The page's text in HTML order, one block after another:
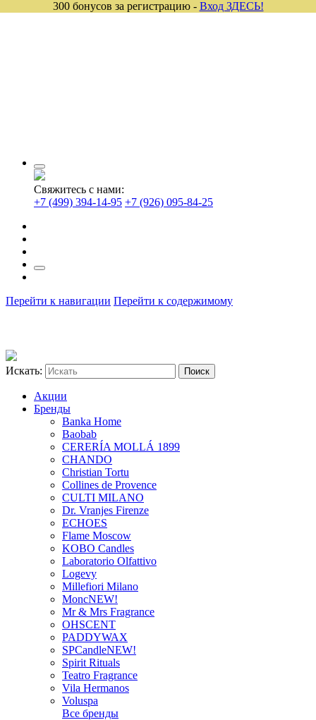
Свяжитесь с нами:
+7 (499) 394-14-95 +7 (926) 095-84-25
Перейти к навигации Перейти к содержимому
Искать:
Акции
Бренды
Banka Home
Baobab
CERERÍA MOLLÁ 1899
CHANDO
Christian Tortu
Collines de Provence
CULTI MILANO
Dr. Vranjes Firenze
ECHOES
Flame Moscow
KOBO Candles
Laboratorio Olfattivo
Logevy
Millefiori Milano
MoncNEW!
Mr & Mrs Fragrance
OHSCENT
PADDYWAX
SPCandleNEW!
Spirit Rituals
Teatro Fragrance
Vila Hermanos
Voluspa
Все бренды
300 бонусов за регистрацию - Вход ЗДЕСЬ!